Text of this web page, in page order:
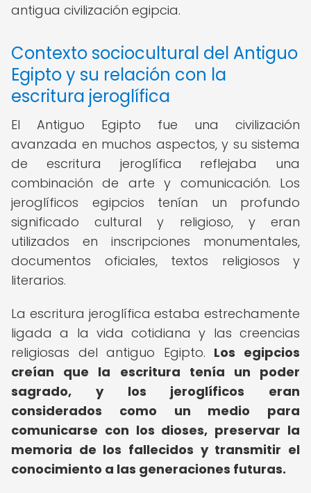
antigua civilización egipcia.
Contexto sociocultural del Antiguo
Egipto y su relación con la
escritura jeroglífica
El Antiguo Egipto fue una civilización
avanzada en muchos aspectos, y su sistema
de escritura jeroglífica reflejaba una
combinación de arte y comunicación. Los
jeroglíficos egipcios tenían un profundo
significado cultural y religioso, y eran
utilizados en inscripciones monumentales,
documentos oficiales, textos religiosos y
literarios.
La escritura jeroglífica estaba estrechamente
ligada a la vida cotidiana y las creencias
religiosas del antiguo Egipto. Los egipcios
creían que la escritura tenía un poder
sagrado, y los jeroglíficos eran
considerados como un medio para
comunicarse con los dioses, preservar la
memoria de los fallecidos y transmitir el
conocimiento a las generaciones futuras.